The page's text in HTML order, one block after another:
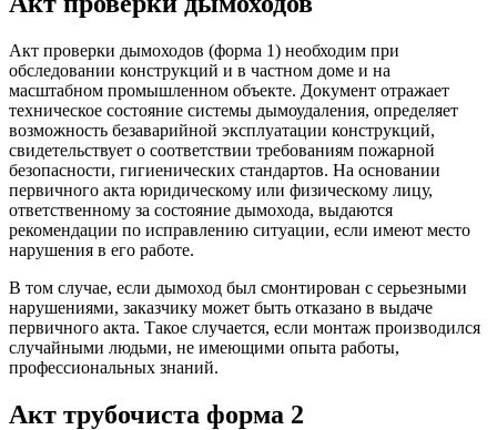
Акт проверки дымоходов (форма 1) необходим при
обследовании конструкций и в частном доме и на
масштабном промышленном объекте. Документ отражает
техническое состояние системы дымоудаления, определяет
возможность безаварийной эксплуатации конструкций,
свидетельствует о соответствии требованиям пожарной
безопасности, гигиенических стандартов. На основании
первичного акта юридическому или физическому лицу,
ответственному за состояние дымохода, выдаются
рекомендации по исправлению ситуации, если имеют место
нарушения в его работе.
В том случае, если дымоход был смонтирован с серьезными
нарушениями, заказчику может быть отказано в выдаче
первичного акта. Такое случается, если монтаж производился
случайными людьми, не имеющими опыта работы,
профессиональных знаний.
Акт трубочиста форма 2